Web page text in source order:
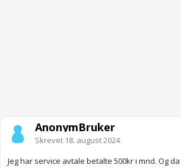
AnonymBruker
Skrevet 18. august 2024
Jeg har service avtale betalte 500kr i mnd. Og